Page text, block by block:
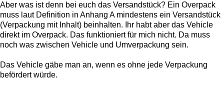
Aber was ist denn bei euch das Versandstück? Ein Overpack
muss laut Definition in Anhang A mindestens ein Versandstück
(Verpackung mit Inhalt) beinhalten. Ihr habt aber das Vehicle
direkt im Overpack. Das funktioniert für mich nicht. Da muss
noch was zwischen Vehicle und Umverpackung sein.
Das Vehicle gäbe man an, wenn es ohne jede Verpackung
befördert würde.